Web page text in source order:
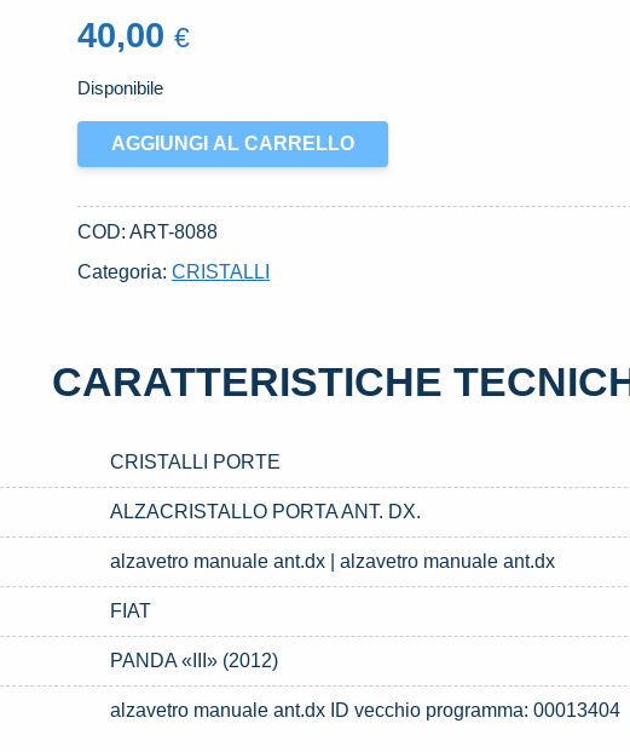
40,00€
Disponibile
ALZACRISTALLO
PORTA
DX.
PANDA
quantità
AGGIUNGI AL CARRELLO
COD:ART-8088
Categoria:CRISTALLI
CARATTERISTICHE
CRISTALLI PORTE
ALZACRISTALLO PORTA ANT. DX.
alzavetro manuale ant.dx | alzavetro manuale ant.dx
FIAT
PANDA «III» (2012)
alzavetro manuale ant.dx ID vecchio programma: 00013404